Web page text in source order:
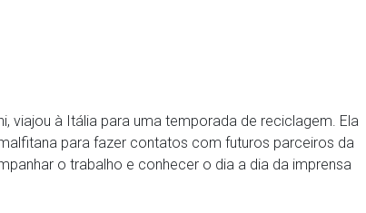
viajou à Itália para uma temporada de reciclagem. Ela
para fazer contatos com futuros parceiros da
o trabalho e conhecer o dia a dia da imprensa